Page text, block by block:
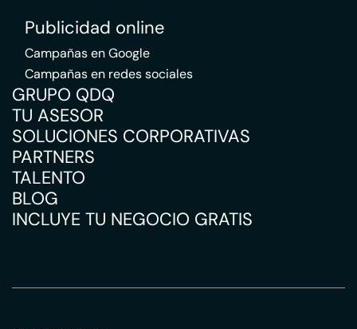
Publicidad online
Campañas en Google
Campañas en redes sociales
GRUPO QDQ
TU ASESOR
SOLUCIONES CORPORATIVAS
PARTNERS
TALENTO
BLOG
INCLUYE TU NEGOCIO GRATIS